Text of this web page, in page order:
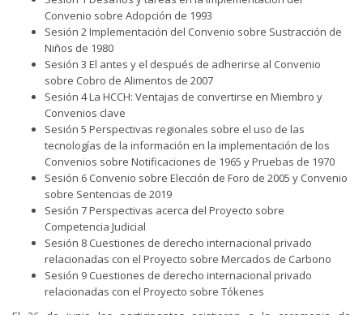
Convenio sobre Adopción de 1993
Sesión 2 Implementación del Convenio sobre Sustracción de
Niños de 1980
Sesión 3 El antes y el después de adherirse al Convenio
sobre Cobro de Alimentos de 2007
Sesión 4 La HCCH: Ventajas de convertirse en Miembro y
Convenios clave
Sesión 5 Perspectivas regionales sobre el uso de las
tecnologías de la información en la implementación de los
Convenios sobre Notificaciones de 1965 y Pruebas de 1970
Sesión 6 Convenio sobre Elección de Foro de 2005 y Convenio
sobre Sentencias de 2019
Sesión 7 Perspectivas acerca del Proyecto sobre
Competencia Judicial
Sesión 8 Cuestiones de derecho internacional privado
relacionadas con el Proyecto sobre Mercados de Carbono
Sesión 9 Cuestiones de derecho internacional privado
relacionadas con el Proyecto sobre Tókenes